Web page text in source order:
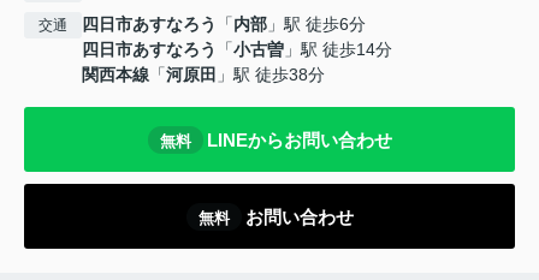
交通 四日市あすなろう 「内部 」駅 徒歩6分
四日市あすなろう
「小古曽 」駅 徒歩14分
関西本線 「河原田 」駅 徒歩38分
無料 LINEからお問い合わせ
無料 お問い合わせ